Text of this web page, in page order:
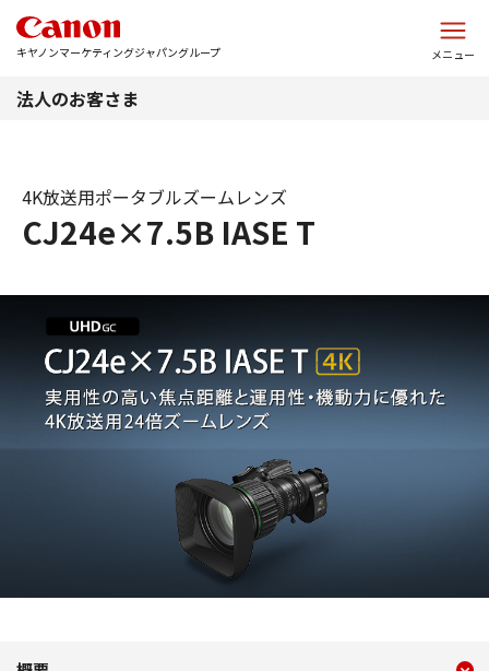
キヤノンマーケティングジャパングループ メニュー
法人のお客さま
CJ24e×7.5B IASE T
4K放送用ポータブルズームレンズ